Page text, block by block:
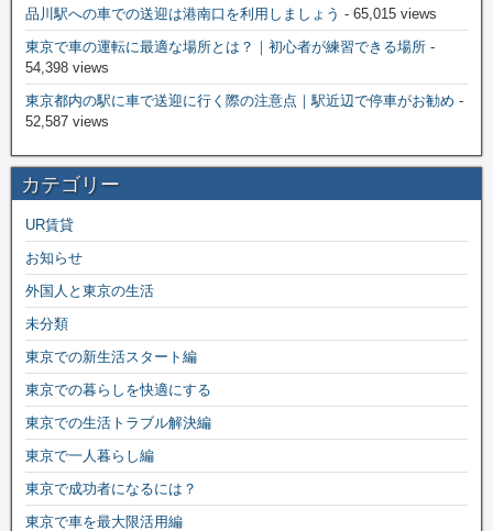
品川駅への車での送迎は港南口を利用しましょう - 65,015 views
東京で車の運転に最適な場所とは？｜初心者が練習できる場所 -
54,398 views
東京都内の駅に車で送迎に行く際の注意点｜駅近辺で停車がお勧め -
52,587 views
カテゴリー
UR賃貸
お知らせ
外国人と東京の生活
未分類
東京での新生活スタート編
東京での暮らしを快適にする
東京での生活トラブル解決編
東京で一人暮らし編
東京で成功者になるには？
東京で車を最大限活用編